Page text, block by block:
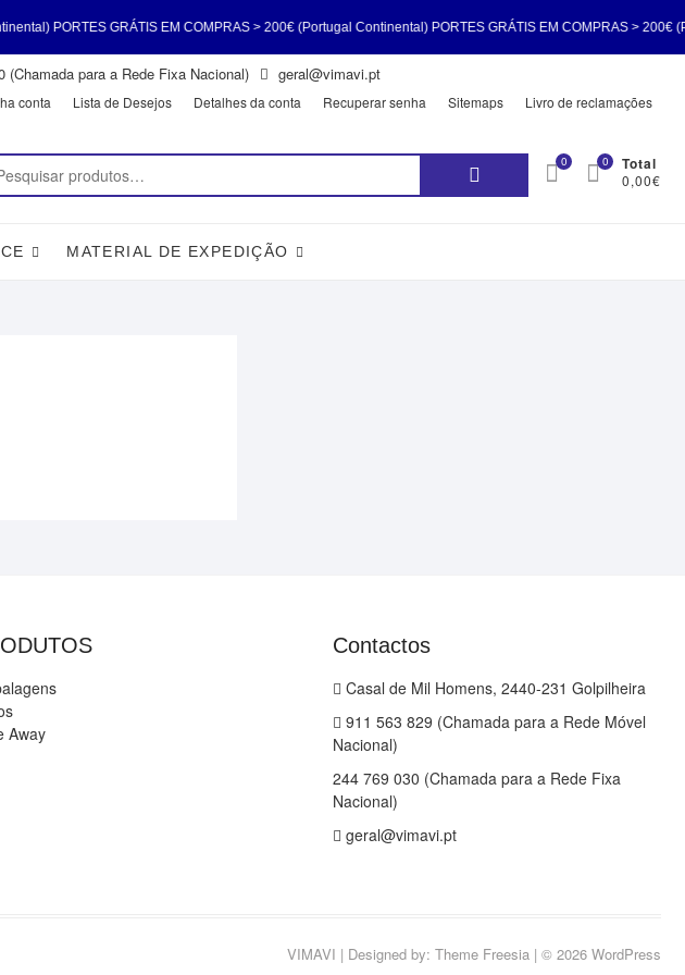
PORTES GRÁTIS EM COMPRAS > 200€ (Portugal Continental) PORTES GRÁTIS EM COMPRAS > 200€
PORTES GRÁTIS EM COMPRAS > 200€ (Portugal Continental) PORTES GRÁTIS EM COMPRAS >
(Chamada para a Rede Fixa Nacional) geral@vimavi.pt
conta Lista de Desejos Detalhes da conta Recuperar senha Sitemaps Livro de reclamações
Pesquisar
0 Total
0,00€
0
MATERIAL DE EXPEDIÇÃO
Away
Contactos
Casal de Mil Homens, 2440-231 Golpilheira
911 563 829 (Chamada para a Rede Móvel
Nacional)
244 769 030 (Chamada para a Rede Fixa
Nacional)
geral@vimavi.pt
VIMAVI | Designed by: Theme Freesia | © 2026 WordPress